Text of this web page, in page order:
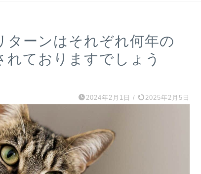
ターンはそれぞれ何年の
れておりますでしょう
2024年2月1日 / 2025年2月5日